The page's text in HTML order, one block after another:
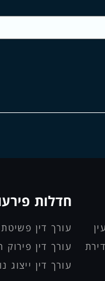
חדלות
עורך דין
עורך דין פירוק
עורך דין ייצוג